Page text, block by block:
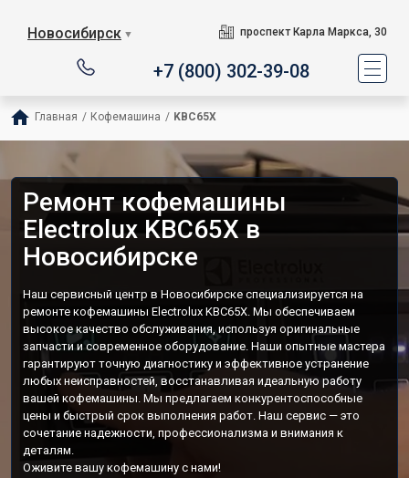
Новосибирск ▼ проспект Карла Маркса, 30
+7 (800) 302-39-08
Главная / Кофемашина / KBC65X
Ремонт кофемашины
Electrolux KBC65X в
Новосибирске
Наш сервисный центр в Новосибирске специализируется на
ремонте кофемашины Electrolux KBC65X. Мы обеспечиваем
высокое качество обслуживания, используя оригинальные
запчасти и современное оборудование. Наши опытные мастера
гарантируют точную диагностику и эффективное устранение
любых неисправностей, восстанавливая идеальную работу
вашей кофемашины. Мы предлагаем конкурентоспособные
цены и быстрый срок выполнения работ. Наш сервис — это
сочетание надежности, профессионализма и внимания к
деталям.
Оживите вашу кофемашину с нами!